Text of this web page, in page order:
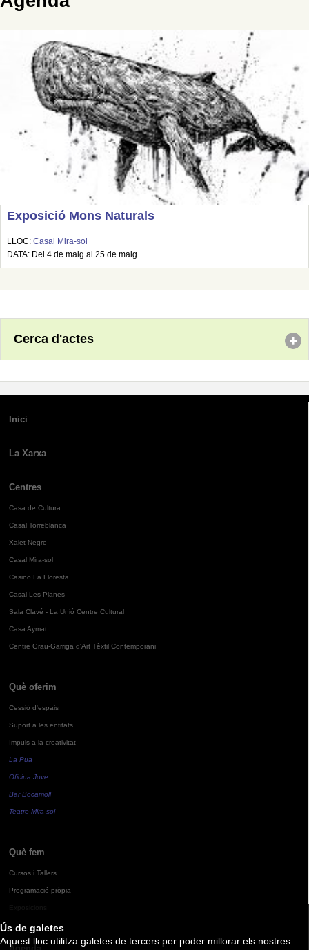
Ús de galetes
Aquest lloc utilitza galetes de tercers per poder millorar els nostres
Exposició Mons Naturals
LLOC: Casal Mira-sol
DATA: Del 4 de maig al 25 de maig
Cerca d'actes
Inici
La Xarxa
Centres
Casa de Cultura
Casal Torreblanca
Xalet Negre
Casal Mira-sol
Casino La Floresta
Casal Les Planes
Sala Clavé - La Unió Centre Cultural
Casa Aymat
Centre Grau-Garriga d'Art Tèxtil Contemporani
Què oferim
Cessió d'espais
Suport a les entitats
Impuls a la creativitat
La Pua
Oficina Jove
Bar Bocamoll
Teatre Mira-sol
Què fem
Cursos i Tallers
Programació pròpia